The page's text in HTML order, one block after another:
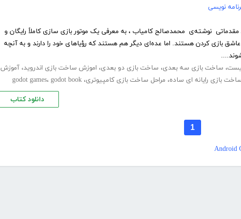
نویسی
نوشته‌ی محمدصالح کامیاب ، به معرفی یک موتور بازی سازی کاملاً رایگان و
عاشق بازی کردن هستند. اما عده‌ای دیگر هم هستند که رؤیا‌های خود را دارند و به آنچه
، ساخت بازی سه بعدی، ساخت بازی دو بعدی، اموزش ساخت بازی اندروید، آموزش
بازی رایانه ای ساده، مراحل ساخت بازی کامپیوتری، godot games، godot book
دانلود کتاب
1
Android